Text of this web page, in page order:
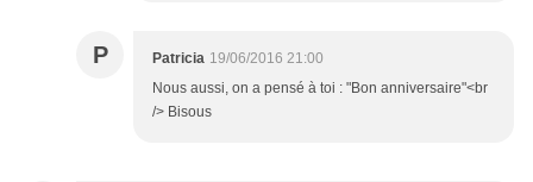
P Patricia 19/06/2016 21:00
Nous aussi, on a pensé à toi : "Bon anniversaire"<br
/> Bisous